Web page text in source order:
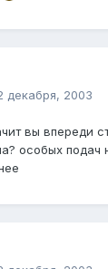
декабря, 2003
вы впереди
особых